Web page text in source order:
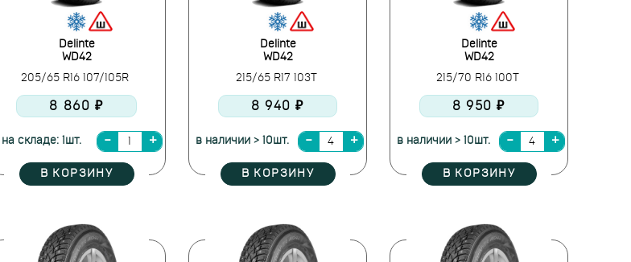
Delinte
WD42
205/65 R16 107/105R
8 860 ₽
на складе: 1шт.
В КОРЗИНУ
Delinte
WD42
215/65 R17 103T
8 940 ₽
в наличии > 10шт.
В КОРЗИНУ
Delinte
WD42
215/70 R16 100T
8 950 ₽
в наличии > 10шт.
В КОРЗИНУ